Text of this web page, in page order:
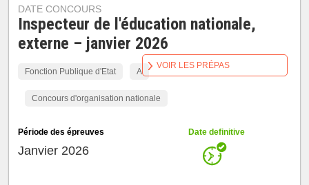
DATE CONCOURS
Inspecteur de l'éducation nationale,
externe – janvier 2026
Fonction Publique d'Etat A
Concours d'organisation nationale
Période des épreuves
Janvier 2026
Date definitive
VOIR LES PRÉPAS